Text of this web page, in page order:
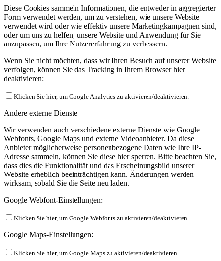
Diese Cookies sammeln Informationen, die entweder in aggregierter
Form verwendet werden, um zu verstehen, wie unsere Website
verwendet wird oder wie effektiv unsere Marketingkampagnen sind,
oder um uns zu helfen, unsere Website und Anwendung für Sie
anzupassen, um Ihre Nutzererfahrung zu verbessern.
Wenn Sie nicht möchten, dass wir Ihren Besuch auf unserer Website
verfolgen, können Sie das Tracking in Ihrem Browser hier
deaktivieren:
Klicken Sie hier, um Google Analytics zu aktivieren/deaktivieren.
Andere externe Dienste
Wir verwenden auch verschiedene externe Dienste wie Google
Webfonts, Google Maps und externe Videoanbieter. Da diese
Anbieter möglicherweise personenbezogene Daten wie Ihre IP-
Adresse sammeln, können Sie diese hier sperren. Bitte beachten Sie,
dass dies die Funktionalität und das Erscheinungsbild unserer
Website erheblich beeinträchtigen kann. Änderungen werden
wirksam, sobald Sie die Seite neu laden.
Google Webfont-Einstellungen:
Klicken Sie hier, um Google Webfonts zu aktivieren/deaktivieren.
Google Maps-Einstellungen:
Klicken Sie hier, um Google Maps zu aktivieren/deaktivieren.